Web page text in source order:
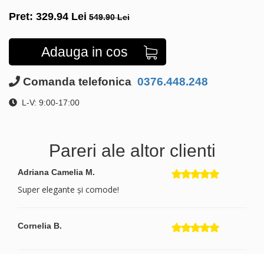
Pret: 329.94 Lei 549.90 Lei
Adauga in cos
Comanda telefonica 0376.448.248
L-V: 9:00-17:00
Pareri ale altor clienti
Adriana Camelia M.
Super elegante și comode!
Cornelia B.